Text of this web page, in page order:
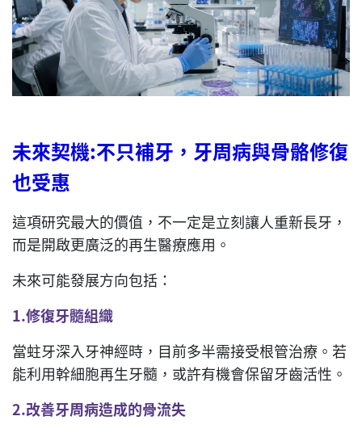
未來契機:不只補牙 ， 牙周病與骨骼修復
也受惠
這項研究最大的價值，不一定是立刻讓人重新長牙，
而是開啟更廣泛的再生醫療應用。
未來可能發展方向包括：
1.修復牙髓組織
當蛀牙深入牙神經時，目前多半需接受根管治療。若
能利用幹細胞再生牙髓，或許有機會保留牙齒活性。
2.改善牙周病造成的骨流失